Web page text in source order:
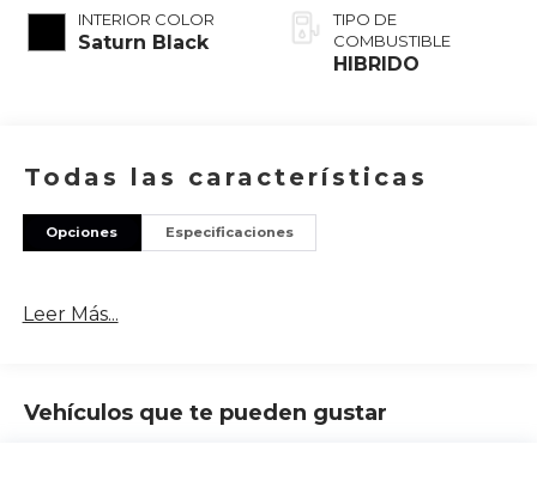
INTERIOR COLOR
Saturn Black
TIPO DE
COMBUSTIBLE
HIBRIDO
Todas las características
Opciones Especificaciones
Leer Más...
Vehículos que te pueden gustar